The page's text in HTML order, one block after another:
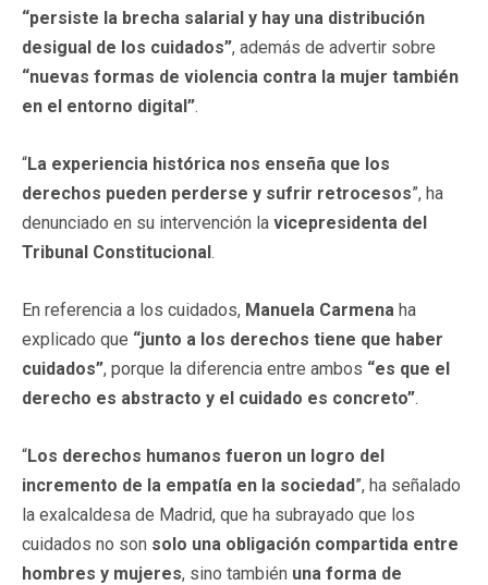
“persiste la brecha salarial y hay una distribución
desigual de los cuidados”, además de advertir sobre
“nuevas formas de violencia contra la mujer también
en el entorno digital”.
“La experiencia histórica nos enseña que los
derechos pueden perderse y sufrir retrocesos”, ha
denunciado en su intervención la vicepresidenta del
Tribunal Constitucional.
En referencia a los cuidados, Manuela Carmena ha
explicado que “junto a los derechos tiene que haber
cuidados”, porque la diferencia entre ambos “es que el
derecho es abstracto y el cuidado es concreto”.
“Los derechos humanos fueron un logro del
incremento de la empatía en la sociedad”, ha señalado
la exalcaldesa de Madrid, que ha subrayado que los
cuidados no son solo una obligación compartida entre
hombres y mujeres, sino también una forma de